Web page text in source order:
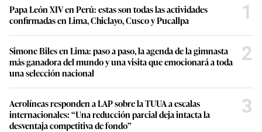
Papa León XIV en Perú: estas son todas las actividades
confirmadas en Lima, Chiclayo, Cusco y Pucallpa
1
Simone Biles en Lima: paso a paso, la agenda de la gimnasta
más ganadora del mundo y una visita que emocionará a toda
una selección nacional
2
Aerolíneas responden a LAP sobre la TUUA a escalas
internacionales: “Una reducción parcial deja intacta la
desventaja competitiva de fondo”
3